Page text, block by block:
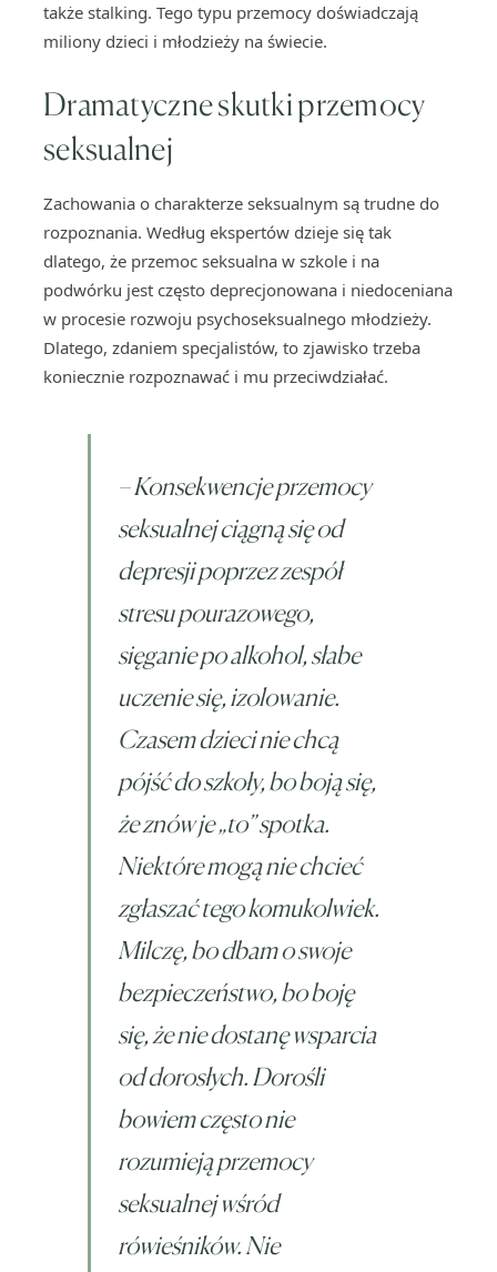
także stalking. Tego typu przemocy doświadczają
miliony dzieci i młodzieży na świecie.
Dramatyczne skutki przemocy
seksualnej
Zachowania o charakterze seksualnym są trudne do
rozpoznania. Według ekspertów dzieje się tak
dlatego, że przemoc seksualna w szkole i na
podwórku jest często deprecjonowana i niedoceniana
w procesie rozwoju psychoseksualnego młodzieży.
Dlatego, zdaniem specjalistów, to zjawisko trzeba
koniecznie rozpoznawać i mu przeciwdziałać.
– Konsekwencje przemocy
seksualnej ciągną się od
depresji poprzez zespół
stresu pourazowego,
sięganie po alkohol, słabe
uczenie się, izolowanie.
Czasem dzieci nie chcą
pójść do szkoły, bo boją się,
że znów je „to” spotka.
Niektóre mogą nie chcieć
zgłaszać tego komukolwiek.
Milczę, bo dbam o swoje
bezpieczeństwo, bo boję
się, że nie dostanę wsparcia
od dorosłych. Dorośli
bowiem często nie
rozumieją przemocy
seksualnej wśród
rówieśników. Nie